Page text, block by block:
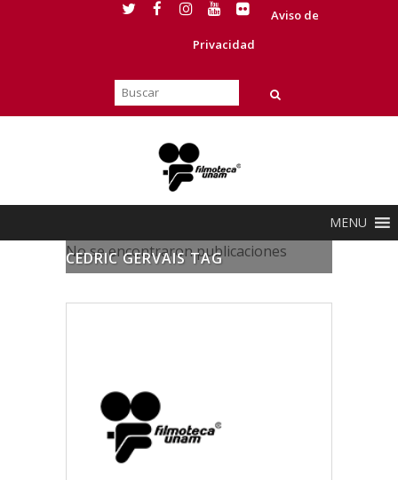
Aviso de
Privacidad
MENU
CEDRIC GERVAIS TAG
No se encontraron publicaciones